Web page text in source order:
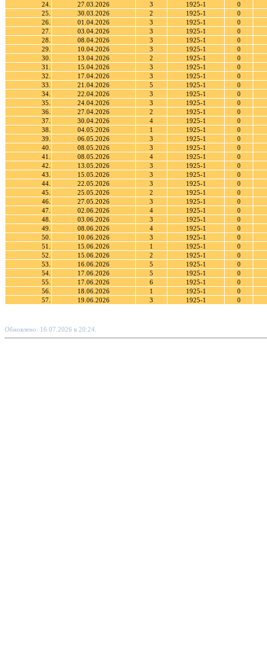
24.
27.03.2026 3 1925-1
0
25.
30.03.2026 2 1925-1
0
26.
01.04.2026 3 1925-1
0
27.
03.04.2026 3 1925-1
0
28.
08.04.2026 3 1925-1
0
29.
10.04.2026 3 1925-1
0
30.
13.04.2026 2 1925-1
0
31.
15.04.2026 3 1925-1
0
32.
17.04.2026 3 1925-1
0
33.
21.04.2026 5 1925-1
0
34.
22.04.2026 3 1925-1
0
35.
24.04.2026 3 1925-1
0
36.
27.04.2026 2 1925-1
0
37.
30.04.2026 4 1925-1
0
38.
04.05.2026 1 1925-1
0
39.
06.05.2026 3 1925-1
0
40.
08.05.2026 3 1925-1
0
41.
08.05.2026 4 1925-1
0
42.
13.05.2026 3 1925-1
0
43.
15.05.2026 3 1925-1
0
44.
22.05.2026 3 1925-1
0
45.
25.05.2026 2 1925-1
0
46.
27.05.2026 3 1925-1
0
47.
02.06.2026 4 1925-1
0
48.
03.06.2026 3 1925-1
0
49.
08.06.2026 4 1925-1
0
50.
10.06.2026 3 1925-1
0
51.
15.06.2026 1 1925-1
0
52.
15.06.2026 2 1925-1
0
53.
16.06.2026 5 1925-1
0
54.
17.06.2026 5 1925-1
0
55.
17.06.2026 6 1925-1
0
56.
18.06.2026 1 1925-1
0
57.
19.06.2026 3 1925-1 0
Обновлено: 16.07.2026 в 20:24.